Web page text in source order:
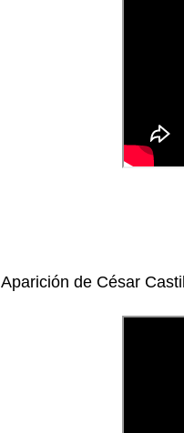
Aparición de César